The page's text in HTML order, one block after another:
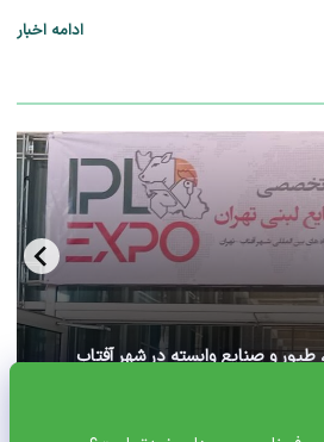
ادامه اخبار
طیور و صنایع وابسته در شهر آفتاب